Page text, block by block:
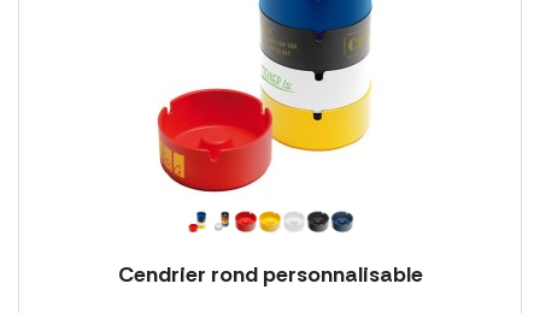
Cendrier rond personnalisable